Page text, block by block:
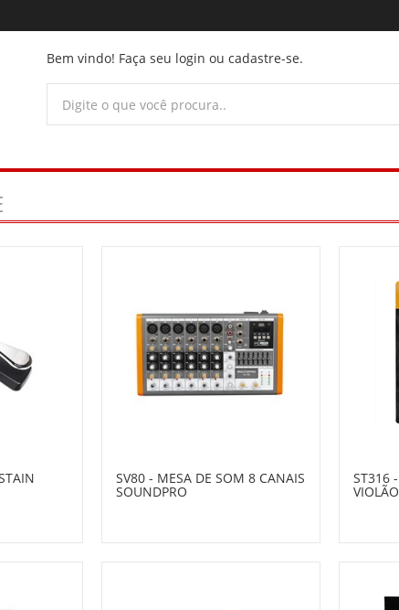
Bem vindo! Faça seu login ou cadastre-se.
SV80 - MESA DE SOM 8 CANAIS
SOUNDPRO
ST316